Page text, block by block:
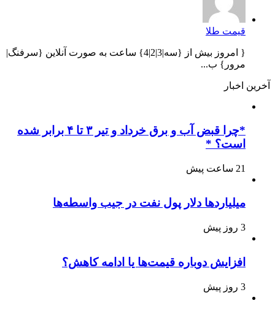
قیمت طلا
{ امروز بیش از {سه|3|2|4} ساعت به صورت آنلاین {سرفنگ|
مرور} ب...
آخرین اخبار
*چرا قبض آب و برق خرداد و تیر ۳ تا ۴ برابر شده
است؟ *
21 ساعت پیش
میلیاردها دلار پول نفت در جیب واسطه‌ها
3 روز پیش
افزایش دوباره قیمت‌ها یا ادامه کاهش؟
3 روز پیش